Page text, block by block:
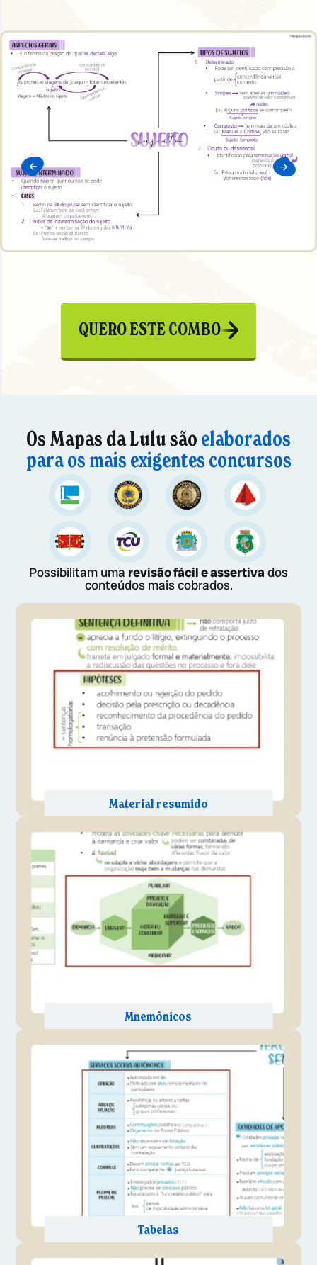
QUERO ESTE COMBO
Os Mapas da Lulu são elaborados
para os mais exigentes concursos
Possibilitam uma revisão fácil e assertivados
conteúdos mais cobrados.